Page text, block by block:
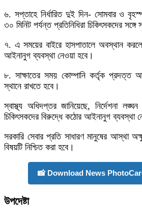
৬. সপ্তাহে নির্ধারিত দুই দিন- সোমবার ও
৩০ মিনিট পর্যন্ত প্রতিনিধিরা চিকিৎসকদের সঙ্গে
৭. এ সময়ের বাইরে হাসপাতালে অবস্থান করলে
আইনানুগ ব্যবস্থা নেওয়া হবে।
৮. সাক্ষাতের সময় কোম্পানি কর্তৃক প্রদত্ত
স্থানে রাখতে হবে।
স্বাস্থ্য অধিদপ্তর জানিয়েছে, নির্দেশনা
চিকিৎসকদের বিরুদ্ধে কঠোর আইনানুগ ব্যবস্থা
সরকারি সেবার প্রতি সাধারণ মানুষের আস্থা
বিষয়টি নিশ্চিত করা হবে।
📸 Download News
উপদেষ্টা